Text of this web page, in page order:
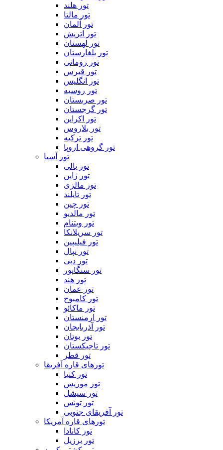
تور هلند
تور مالتا
تور آلمان
تور اتریش
تور لهستان
تور بلغارستان
تور رومانی
تور قبرس
تور انگلیس
تور روسیه
تور صربستان
تور گرجستان
تور اکراین
تور بلاروس
تور ترکیه
تور گروهی اروپا
تور آسیا
تور بالی
تور ژاپن
تور مالزی
تور تایلند
تور چین
تور مالدیو
تور ویتنام
تور سریلانکا
تور فیلیپین
تور نپال
تور دبی
تور سنگاپور
تور هند
تور عمان
تور کامبوج
تور ماکائو
تور ارمنستان
تور آذربایجان
تور بوتان
تور تاجیکستان
تور قطر
تورهای قاره آفریقا
تور کنیا
تور موریس
تور سیشل
تور تونس
تور آفریقای جنوبی
تورهای قاره آمریکا
تور کانادا
تور برزیل